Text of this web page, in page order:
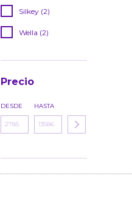
Silkey (2)
Wella (2)
Precio
DESDE HASTA